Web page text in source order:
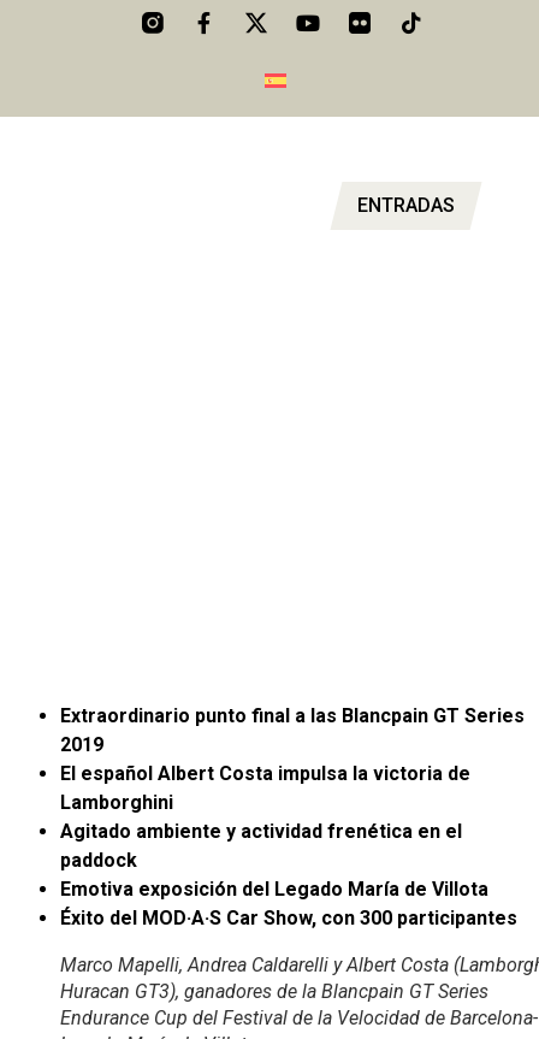
ENTRADAS
Extraordinario punto final a las Blancpain GT Series
2019
El español Albert Costa impulsa la victoria de
Lamborghini
Agitado ambiente y actividad frenética en el
paddock
Emotiva exposición del Legado María de Villota
Éxito del MOD·A·S Car Show, con 300 participantes
Marco Mapelli, Andrea Caldarelli y Albert Costa
Huracan GT3), ganadores de la Blancpain GT Series
Endurance Cup del Festival de la Velocidad de Barcelona-